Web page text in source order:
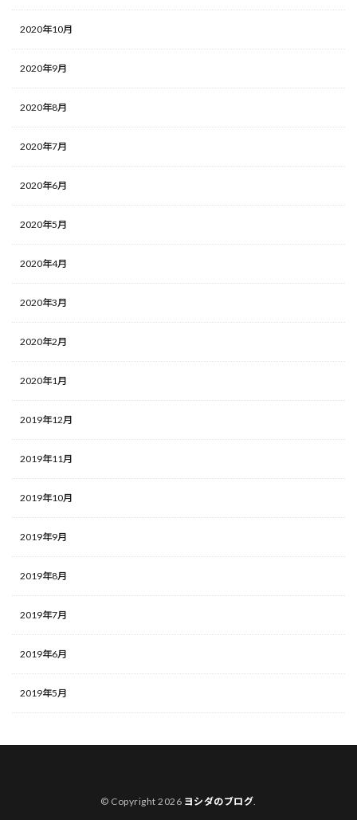
2020年10月
2020年9月
2020年8月
2020年7月
2020年6月
2020年5月
2020年4月
2020年3月
2020年2月
2020年1月
2019年12月
2019年11月
2019年10月
2019年9月
2019年8月
2019年7月
2019年6月
2019年5月
© Copyright 2026 ヨシダのブログ.